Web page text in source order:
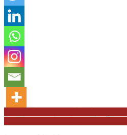
Post
navigation